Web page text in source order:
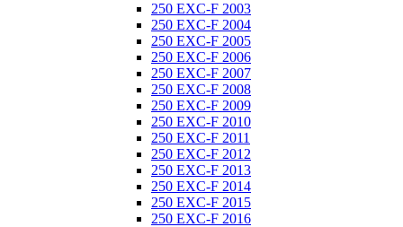
250 EXC-F 2003
250 EXC-F 2004
250 EXC-F 2005
250 EXC-F 2006
250 EXC-F 2007
250 EXC-F 2008
250 EXC-F 2009
250 EXC-F 2010
250 EXC-F 2011
250 EXC-F 2012
250 EXC-F 2013
250 EXC-F 2014
250 EXC-F 2015
250 EXC-F 2016